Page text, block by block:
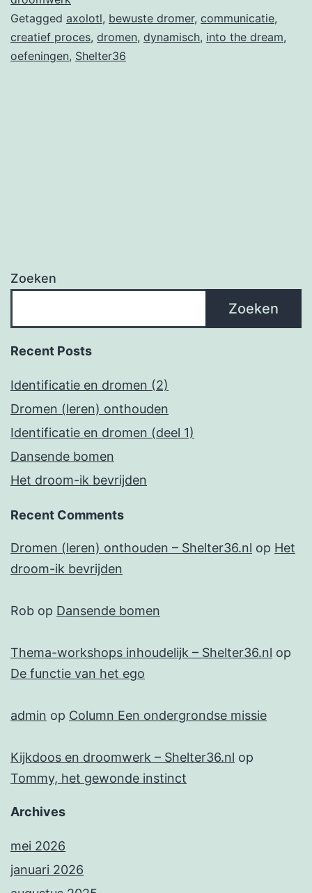
Shelter36
Getagged axolotl, bewuste dromer, communicatie,
creatief proces, dromen, dynamisch, into the dream,
oefeningen, Shelter36
Zoeken
Zoeken
Recent Posts
Identificatie en dromen (2)
Dromen (leren) onthouden
Identificatie en dromen (deel 1)
Dansende bomen
Het droom-ik bevrijden
Recent Comments
Dromen (leren) onthouden – Shelter36.nl op Het
droom-ik bevrijden
Rob op Dansende bomen
Thema-workshops inhoudelijk – Shelter36.nl op
De functie van het ego
admin op Column Een ondergrondse missie
Kijkdoos en droomwerk – Shelter36.nl op
Tommy, het gewonde instinct
Archives
mei 2026
januari 2026